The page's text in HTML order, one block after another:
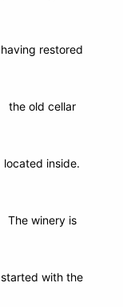
having restored
the old cellar
located inside.
The winery is
started with the